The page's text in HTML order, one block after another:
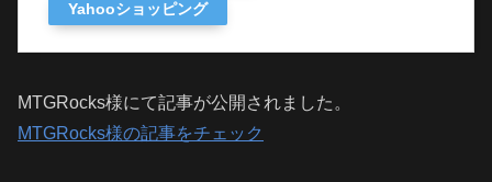
Yahooショッピング
MTGRocks様にて記事が公開されました。
MTGRocks様の記事をチェック